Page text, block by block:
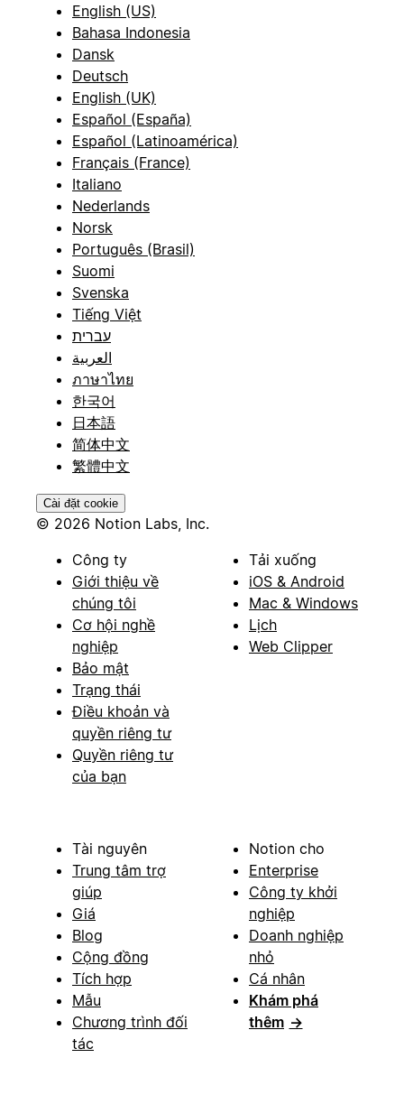
English (US)
Bahasa Indonesia
Dansk
Deutsch
English (UK)
Español (España)
Español (Latinoamérica)
Français (France)
Italiano
Nederlands
Norsk
Português (Brasil)
Suomi
Svenska
Tiếng Việt
עברית
العربية
ภาษาไทย
한국어
日本語
简体中文
繁體中文
Cài đặt cookie
© 2026 Notion Labs, Inc.
Công ty
Giới thiệu về
chúng tôi
Cơ hội nghề
nghiệp
Bảo mật
Trạng thái
Điều khoản và
quyền riêng tư
Quyền riêng tư
của bạn
Tải xuống
iOS & Android
Mac & Windows
Lịch
Web Clipper
Tài nguyên
Trung tâm trợ
giúp
Giá
Blog
Cộng đồng
Tích hợp
Mẫu
Chương trình đối
tác
Notion cho
Enterprise
Công ty khởi
nghiệp
Doanh nghiệp
nhỏ
Cá nhân
Khám phá
thêm →